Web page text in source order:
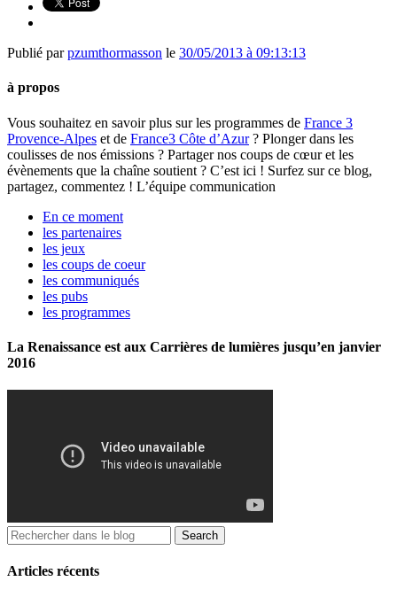
Publié parpzumthormasson le 30/05/2013 à 09:13:13
à propos
Vous souhaitez en savoir plus sur les programmes de France 3
Provence-Alpes et de France3 Côte d’Azur? Plonger dans les
coulisses de nos émissions ? Partager nos coups de cœur et les
évènements que la chaîne soutient ? C’est ici ! Surfez sur ce blog,
partagez, commentez ! L’équipe communication
En ce moment
les partenaires
les jeux
les coups de coeur
les communiqués
les pubs
les programmes
La Renaissance est aux Carrières de lumières jusqu’en janvier
2016
Articles récents